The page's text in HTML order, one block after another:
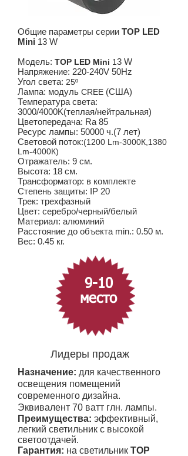
Общие параметры серии TOP LED
Mini 13 W
Модель: TOP LED Mini 13 W
Напряжение: 220-240V 50Hz
Угол света: 25º
Лампа: модуль CREE (США)
Температура света:
3000/4000K(теплая/нейтральная)
Цветопередача: Ra 85
Ресурс лампы: 50000 ч.(7 лет)
Световой поток:(1200 Lm-3000К,1380
Lm-4000К)
Отражатель: 9 cм.
Высота: 18 см.
Трансформатор: в комплекте
Степень защиты: IP 20
Трек: трехфазный
Цвет: серебро/черный/белый
Материал: алюминий
Расстояние до объекта min.: 0.50 м.
Вес: 0.45 кг.
9-10
место
Лидеры продаж
Назначение: для качественного
освещения помещений
современного дизайна.
Эквивалент 70 ватт глн. лампы.
Преимущества: эффективный,
легкий светильник с высокой
светоотдачей.
Гарантия: на светильник TOP